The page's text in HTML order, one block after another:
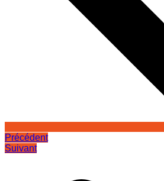
Précédent
Suivant